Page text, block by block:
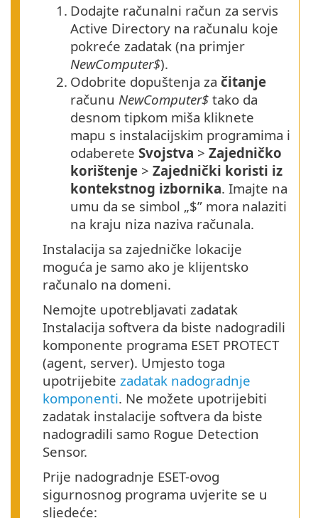
1. Dodajte računalni račun za servis
Active Directory na računalu koje
pokreće zadatak (na primjer
NewComputer$).
2. Odobrite dopuštenja za čitanje
računu NewComputer$ tako da
desnom tipkom miša kliknete
mapu s instalacijskim programima i
odaberete Svojstva > Zajedničko
korištenje > Zajednički koristi iz
kontekstnog izbornika. Imajte na
umu da se simbol „$” mora nalaziti
na kraju niza naziva računala.
Instalacija sa zajedničke lokacije
moguća je samo ako je klijentsko
računalo na domeni.
Nemojte upotrebljavati zadatak
Instalacija softvera da biste nadogradili
komponente programa ESET PROTECT
(agent, server). Umjesto toga
upotrijebite zadatak nadogradnje
komponenti. Ne možete upotrijebiti
zadatak instalacije softvera da biste
nadogradili samo Rogue Detection
Sensor.
Prije nadogradnje ESET-ovog
sigurnosnog programa uvjerite se u
sljedeće: